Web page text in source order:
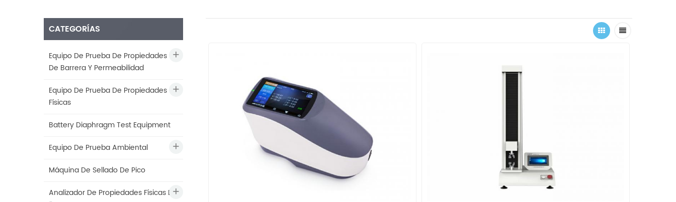
CATEGORÍAS
Equipo De Prueba De Propiedades
De Barrera Y Permeabilidad
Equipo De Prueba De Propiedades
Físicas
Battery Diaphragm Test Equipment
Equipo De Prueba Ambiental
Máquina De Sellado De Pico
Analizador De Propiedades Físicas De